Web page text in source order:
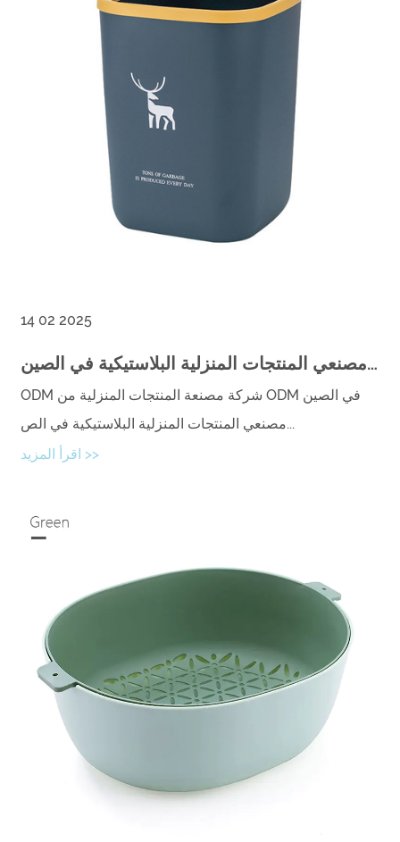
14 02 2025
استكشاف دور مصنعي المنتجات المنزلية البلاستيكية في الصين
ODM شركة مصنعة المنتجات المنزلية من ODM في الصين
مصنعي المنتجات المنزلية البلاستيكية في الص...
اقرأ المزيد >>